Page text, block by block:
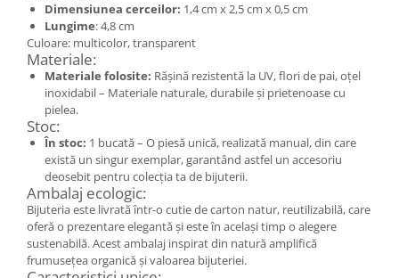
Suport bijuterii
Bijuterii cu cristale naturale
Colier / Pandantiv
Cercei
Brățară
Set bijuterii
Bijuterii din lemn
Colier / Pandantiv
Cercei
Set bijuterii
Brățară
Dimensiunea cerceilor: 1,4 cm x 2,5 cm x 0,5 cm
Lungime: 4,8 cm
Culoare: multicolor, transparent
Materiale:
Materiale folosite: Rășină rezistentă la UV, flori de pai, oțel
inoxidabil – Materiale naturale, durabile și prietenoase cu
pielea.
Stoc:
În stoc: 1 bucată – O piesă unică, realizată manual, din care
există un singur exemplar, garantând astfel un accesoriu
deosebit pentru colecția ta de bijuterii.
Ambalaj ecologic:
Bijuteria este livrată într-o cutie de carton natur, reutilizabilă, care
oferă o prezentare elegantă și este în același timp o alegere
sustenabilă. Acest ambalaj inspirat din natură amplifică
frumusețea organică și valoarea bijuteriei.